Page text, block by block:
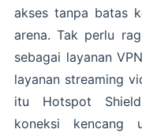
akses tanpa batas
arena. Tak perlu
sebagai layanan
layanan streaming
itu Hotspot
koneksi kencang